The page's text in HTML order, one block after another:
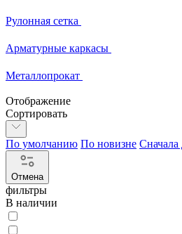
Рулонная сетка
Арматурные каркасы
Металлопрокат
Отображение
Сортировать
По умолчанию По новизне Сначала
Отмена
фильтры
В наличии